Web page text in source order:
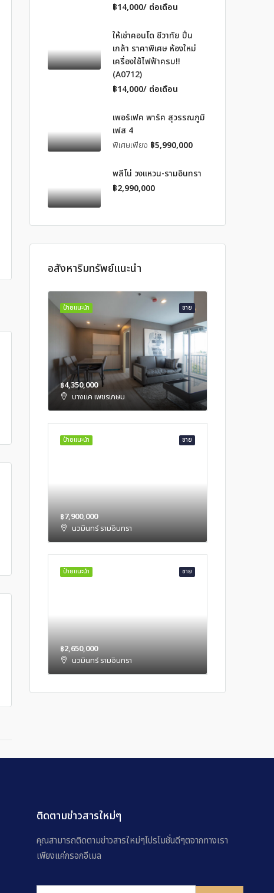
฿14,000/ ต่อเดือน
ให้เช่าคอนโด ชีวาทัย ปิ่น
เกล้า ราคาพิเศษ ห้องใหม่
เครื่องใช้ไฟฟ้าครบ!!
(A0712)
฿14,000/ ต่อเดือน
เพอร์เฟค พาร์ค สุวรรณภูมิ
เฟส 4
พิเศษเพียง ฿5,990,000
พลีโน่ วงแหวน-รามอินทรา
฿2,990,000
อสังหาริมทรัพย์แนะนำ
ขาย
ป้ายแนะนำ
฿4,350,000
บางแค เพชรเกษม
ขาย
ป้ายแนะนำ
฿7,900,000
นวมินทร์ รามอินทรา
ขาย
ป้ายแนะนำ
฿2,650,000
นวมินทร์ รามอินทรา
ติดตามข่าวสารใหม่ๆ
คุณสามารถติดตามข่าวสารใหม่ๆโปรโมชั่นดีๆตจากทางเรา
เพียงแค่กรอกอีเมล